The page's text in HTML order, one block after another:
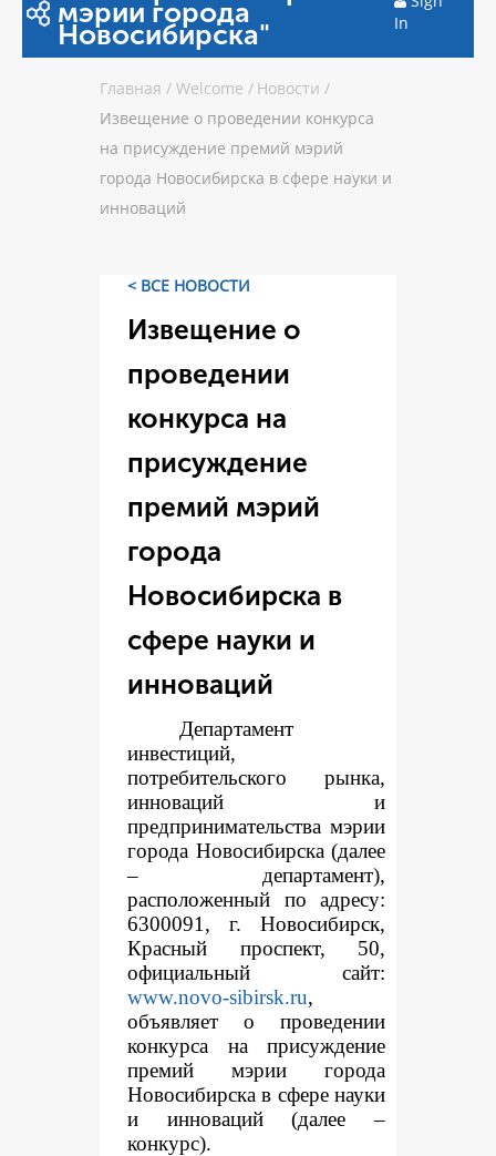
мэрии города
Новосибирска"
In
Главная / Welcome / Новости /
Извещение о проведении конкурса
на присуждение премий мэрий
города Новосибирска в сфере науки и
инноваций
< ВСЕ НОВОСТИ
Извещение о
проведении
конкурса на
присуждение
премий мэрий
города
Новосибирска в
сфере науки и
инноваций
Департамент
инвестиций,
потребительского рынка,
инноваций и
предпринимательства мэрии
города Новосибирска (далее
– департамент),
расположенный по адресу:
6300091, г. Новосибирск,
Красный проспект, 50,
официальный сайт:
www.novo-sibirsk.ru,
объявляет о проведении
конкурса на присуждение
премий мэрии города
Новосибирска в сфере науки
и инноваций (далее –
конкурс).